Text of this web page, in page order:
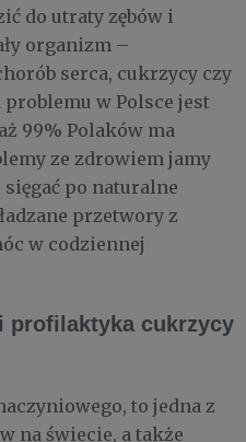
do utraty zębów i
organizm –
serca, cukrzycy czy
w Polsce jest
99% Polaków ma
ze zdrowiem jamy
po naturalne
przetwory z
w codziennej
profilaktyka cukrzycy
to jedna z
na świecie, a także